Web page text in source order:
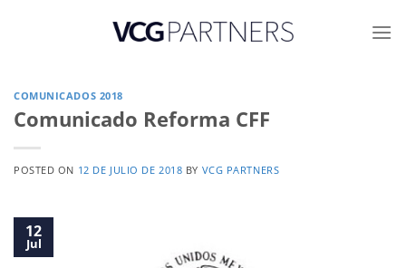
COMUNICADOS 2018
Comunicado Reforma CFF
POSTED ON 12 DE JULIO DE 2018 BY VCG PARTNERS
12
Jul